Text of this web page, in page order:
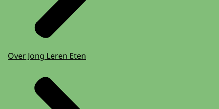
Over Jong Leren Eten